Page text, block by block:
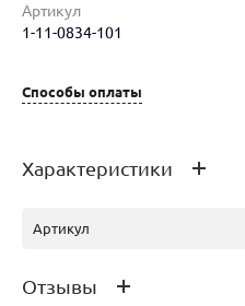
Наименование товара
Артикул
1-11-0834-101
Способы оплаты
Характеристики
Артикул
Отзывы